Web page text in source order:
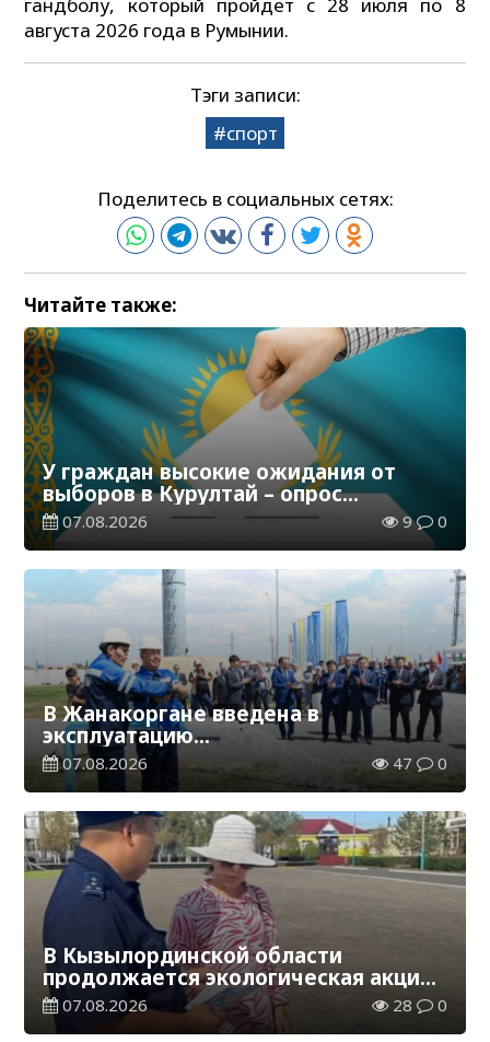
августа 2026 года в Румынии.
Тэги записи:
спорт
Поделитесь в социальных сетях:
Читайте также:
У граждан высокие ожидания от
выборов в Курултай – опрос
общественного мнения
07.08.2026 9 0
В Жанакоргане введена в
эксплуатацию
водораспределительная станция
07.08.2026 47 0
В Кызылординской области
продолжается экологическая акция
«Таза Қазақстан»
07.08.2026 28 0